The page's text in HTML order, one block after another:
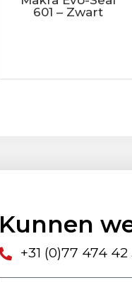
601 – Zwart
Kunnen
+31 (0)77 474 42